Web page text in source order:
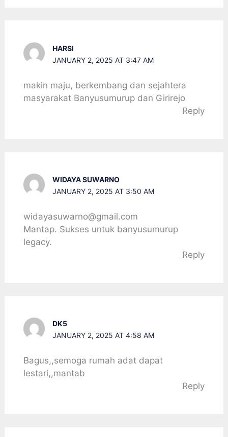
HARSI
JANUARY 2, 2025 AT 3:47 AM
makin maju, berkembang dan sejahtera
masyarakat Banyusumurup dan Girirejo
Reply
WIDAYA SUWARNO
JANUARY 2, 2025 AT 3:50 AM
widayasuwarno@gmail.com
Mantap. Sukses untuk banyusumurup
legacy.
Reply
DK5
JANUARY 2, 2025 AT 4:58 AM
Bagus,,semoga rumah adat dapat
lestari,,mantab
Reply